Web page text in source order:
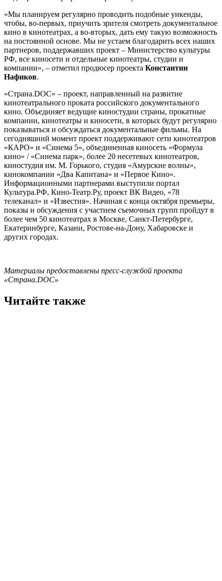
«Мы планируем регулярно проводить подобные уикенды,
чтобы, во-первых, приучить зрителя смотреть документальное
кино в кинотеатрах, а во-вторых, дать ему такую возможность
на постоянной основе. Мы не устаем благодарить всех наших
партнеров, поддержавших проект – Министерство культуры
РФ, все киносети и отдельные кинотеатры, студии и
компании», – отметил продюсер проекта Константин
Нафиков.
«Страна.DOC» – проект, направленный на развитие
кинотеатрального проката российского документального
кино. Объединяет ведущие киностудии страны, прокатные
компании, кинотеатры и киносети, в которых будут регулярно
показываться и обсуждаться документальные фильмы. На
сегодняшний момент проект поддерживают сети кинотеатров
«КАРО» и «Синема 5», объединенная киносеть «Формула
кино» / «Синема парк», более 20 несетевых кинотеатров,
киностудия им. М. Горького, студия «Амурские волны»,
кинокомпании «Два Капитана» и «Первое Кино».
Информационными партнерами выступили портал
Культура.РФ, Кино-Театр.Ру, проект ВК Видео, «78
телеканал» и «Известия». Начиная с конца октября премьеры,
показы и обсуждения с участием съемочных групп пройдут в
более чем 50 кинотеатрах в Москве, Санкт-Петербурге,
Екатеринбурге, Казани, Ростове-на-Дону, Хабаровске и
других городах.
Материалы предоставлены пресс-службой проекта
«Страна.DOC»
Читайте также